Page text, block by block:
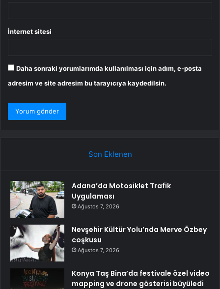
İnternet sitesi
Daha sonraki yorumlarımda kullanılması için adım, e-posta
adresim ve site adresim bu tarayıcıya kaydedilsin.
Son Eklenen
Adana’da Motosiklet Trafik
Uygulaması
Ağustos 7, 2026
Nevşehir Kültür Yolu’nda Merve Özbey
coşkusu
Ağustos 7, 2026
Konya Taş Bina’da festivale özel video
mapping ve drone gösterisi büyüledi